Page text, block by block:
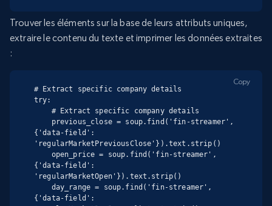
Trouver les éléments sur la base de leurs attributs uniques,
extraire le contenu du texte et imprimer les données extraites
:
# Extract specific company details
try:
{'data-field':
'regularMarketPreviousClose'}).text.strip()
{'data-field':
'regularMarketOpen'}).text.strip()
{'data-field':
Copy